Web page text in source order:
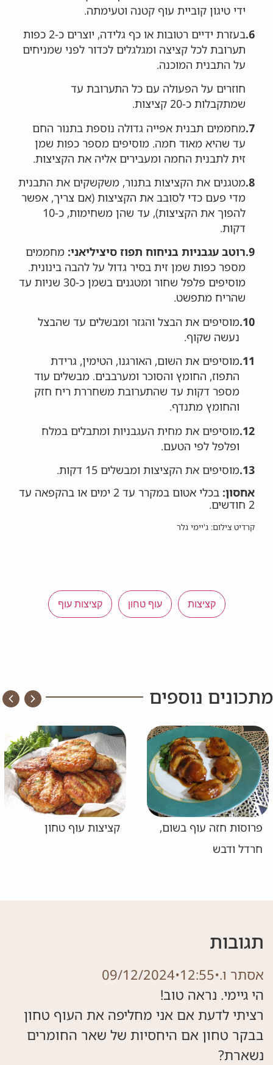
ידי טיגון קוביית עוף קטנה וטעימתה.
6.
בעזרת ידיים רטובות או כף גלידה, יוצרים כ-2 כפות
תערובת לכל קציצה ומגלגלים לכדור לפני שמניחים
על התבנית המוכנה.
חוזרים על הפעולה עם כל התערובת עד
שמתקבלות כ-20 קציצות.
7. מחממים תבנית אפייה גדולה נוספת בתנור החם
עד שהיא מאוד חמה. מוסיפים מספר כפות שמן
זית לתבנית החמה ומעבירים אליה את הקציצות.
8. מטגנים את הקציצות בתנור, משקשקים את התבנית
מדי פעם כדי לסובב את הקציצות (אם צריך, אפשר
להפוך את הקציצות), עד שהן משחימות, כ-10
דקות.
9. רוטב עגבניות בניחוח תפוז סיציליאני: מחממים
מספר כפות שמן זית בסיר גדול על להבה בינונית.
מוסיפים פלפל שחור ומטגנים בשמן כ-30 שניות עד
שהריח מתפשט.
10. מוסיפים את הבצל והגזר ומבשלים עד שהבצל
נעשה שקוף.
11. מוסיפים את השום, האורגנו, הטימין, גרידת
התפוז, החומץ והסוכר ומערבבים. מבשלים עוד
מספר דקות עד שהתערובת משחררת ריח חזק
והחומץ מתנדף.
12. מוסיפים את מחית העגבניות ומתבלים במלח
ופלפל לפי הטעם.
13. מוסיפים את הקציצות ומבשלים 15 דקות.
אחסון:
בכלי אטום במקרר עד 2 ימים או בהקפאה עד
2 חודשים.
קרדיט צילום: ג'יימי גלר
קציצות עוף טחון קציצות עוף
מתכונים נוספים
קציצות עוף טחון עוף "טריק בצ'יק"
תגובות
אסתר ו.•
12:55
•
09/12/2024
רציתי לדעת אם אני מחליפה את העוף טחון
בבקר טחון אם היחסיות של שאר החומרים
נשארת?